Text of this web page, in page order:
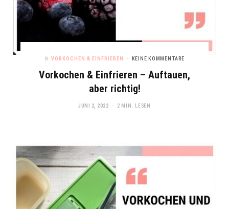
In VORKOCHEN & EINFRIEREN KEINE KOMMENTARE
Vorkochen & Einfrieren – Auftauen,
aber richtig!
JUNI 2, 2022 2 MIN. LESEN